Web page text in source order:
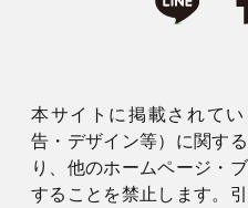
本サイトに掲載されて
告・デザイン等）に関す
り、他のホームページ・
することを禁止します。